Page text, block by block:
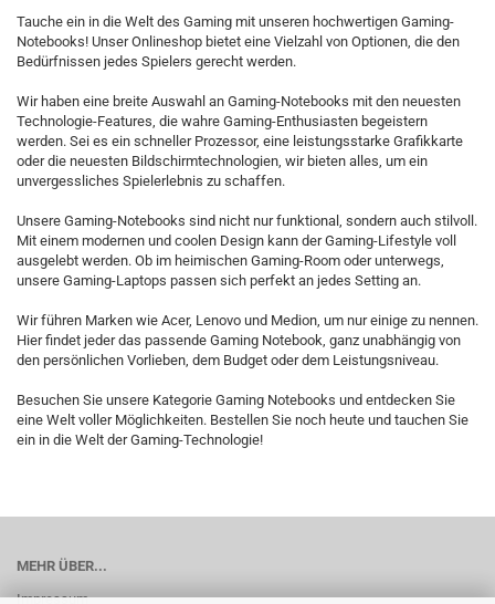
Tauche ein in die Welt des Gaming mit unseren hochwertigen Gaming-
Notebooks! Unser Onlineshop bietet eine Vielzahl von Optionen, die den
Bedürfnissen jedes Spielers gerecht werden.
Wir haben eine breite Auswahl an Gaming-Notebooks mit den neuesten
Technologie-Features, die wahre Gaming-Enthusiasten begeistern
werden. Sei es ein schneller Prozessor, eine leistungsstarke Grafikkarte
oder die neuesten Bildschirmtechnologien, wir bieten alles, um ein
unvergessliches Spielerlebnis zu schaffen.
Unsere Gaming-Notebooks sind nicht nur funktional, sondern auch stilvoll.
Mit einem modernen und coolen Design kann der Gaming-Lifestyle voll
ausgelebt werden. Ob im heimischen Gaming-Room oder unterwegs,
unsere Gaming-Laptops passen sich perfekt an jedes Setting an.
Wir führen Marken wie Acer, Lenovo und Medion, um nur einige zu nennen.
Hier findet jeder das passende Gaming Notebook, ganz unabhängig von
den persönlichen Vorlieben, dem Budget oder dem Leistungsniveau.
Besuchen Sie unsere Kategorie Gaming Notebooks und entdecken Sie
eine Welt voller Möglichkeiten. Bestellen Sie noch heute und tauchen Sie
ein in die Welt der Gaming-Technologie!
MEHR ÜBER...
Impressum